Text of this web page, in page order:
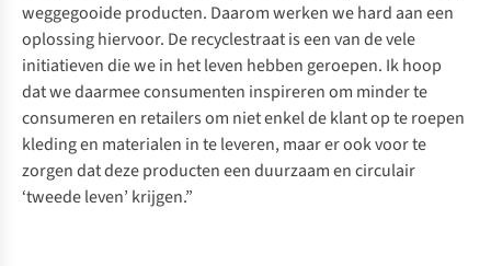
weggegooide producten. Daarom werken we hard aan een
oplossing hiervoor. De recyclestraat is een van de vele
initiatieven die we in het leven hebben geroepen. Ik hoop
dat we daarmee consumenten inspireren om minder te
consumeren en retailers om niet enkel de klant op te roepen
kleding en materialen in te leveren, maar er ook voor te
zorgen dat deze producten een duurzaam en circulair
‘tweede leven’ krijgen.”